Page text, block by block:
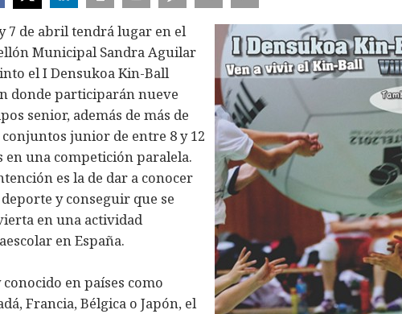
7 de abril tendrá lugar en el
Municipal Sandra Aguilar
el I Densukoa Kin-Ball
donde participarán nueve
senior, además de más de
conjuntos junior de entre 8 y 12
en una competición paralela.
es la de dar a conocer
deporte y conseguir que se
en una actividad
en España.
en países como
Francia, Bélgica o Japón, el